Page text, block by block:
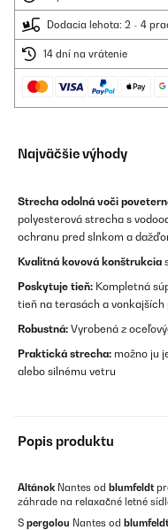
Dodacia lehota: 2 - 4
14 dní na vrátenie
Najväčšie výhody
Strecha odolná voči
polyesterová strecha s
ochranu pred slnkom a
Kvalitná kovová konštrukcia
Poskytuje tieň: Kompletná
tieň na terasách a vonkajších
Robustná: Vyrobená z
Praktická strecha: možno ju
alebo silnému vetru
Popis produktu
AltánokNantes od blumfeldt
záhrade na relaxačné letné
S pergolou Nantes od blumfeldt